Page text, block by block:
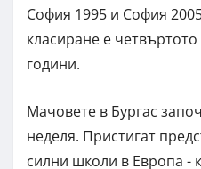
София 1995 и София
класиране е
години.
Мачовете в Бургас
неделя. Пристигат
силни школи в Европа -